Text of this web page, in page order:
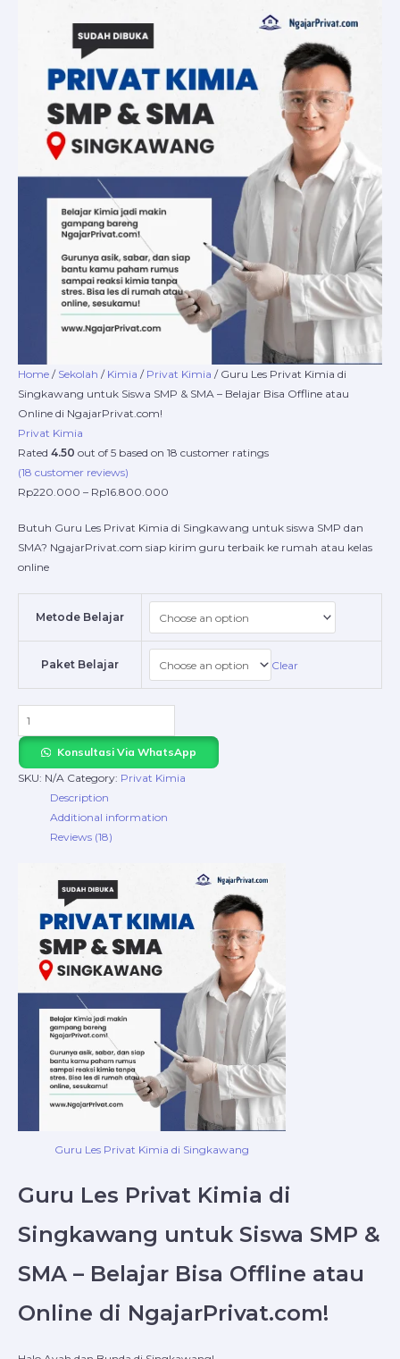
Home / Sekolah / Kimia / Privat Kimia / Guru Les Privat Kimia di
Singkawang untuk Siswa SMP & SMA – Belajar Bisa Offline atau
Online di NgajarPrivat.com!
Privat Kimia
Rated 4.50 out of 5 based on 18 customer ratings
(18 customer reviews)
Rp220.000 – Rp16.800.000
through
Rp16.800.000
Butuh Guru Les Privat Kimia di Singkawang untuk siswa SMP dan
SMA? NgajarPrivat.com siap kirim guru terbaik ke rumah atau kelas
online
Metode Belajar
Paket Belajar Clear
Singkawang
untuk
NgajarPrivat.com!
quantity
Konsultasi Via WhatsApp
SKU: N/A Category: Privat Kimia
Description
Additional information
Reviews (18)
Guru Les Privat Kimia di Singkawang
Guru Les Privat Kimia di
Singkawang untuk Siswa SMP &
SMA – Belajar Bisa Offline atau
Online di NgajarPrivat.com!